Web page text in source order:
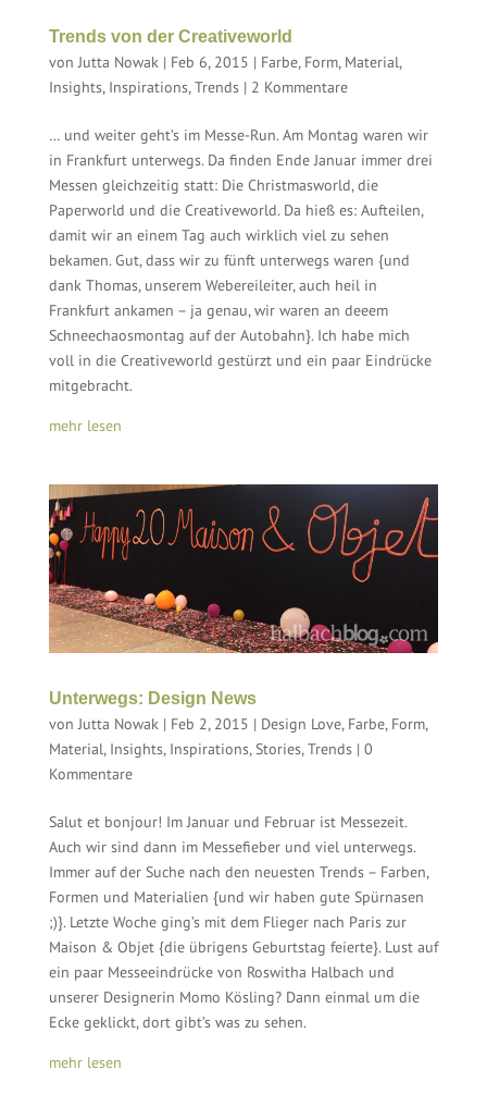
Trends von der Creativeworld
vonJutta Nowak| Feb 6, 2015 | Farbe, Form, Material,
Insights, Inspirations,Trends| 2 Kommentare
… und weiter geht’s im Messe-Run. Am Montag waren wir
in Frankfurt unterwegs. Da finden Ende Januar immer drei
Messen gleichzeitig statt: Die Christmasworld, die
Paperworld und die Creativeworld. Da hieß es: Aufteilen,
damit wir an einem Tag auch wirklich viel zu sehen
bekamen. Gut, dass wir zu fünft unterwegs waren {und
dank Thomas, unserem Webereileiter, auch heil in
Frankfurt ankamen – ja genau, wir waren an deeem
Schneechaosmontag auf der Autobahn}. Ich habe mich
voll in die Creativeworld gestürzt und ein paar Eindrücke
mitgebracht.
mehr lesen
Unterwegs: Design News
vonJutta Nowak| Feb 2, 2015 | Design Love, Farbe, Form,
Material, Insights, Inspirations,Stories,Trends| 0
Kommentare
Salut et bonjour! Im Januar und Februar ist Messezeit.
Auch wir sind dann im Messefieber und viel unterwegs.
Immer auf der Suche nach den neuesten Trends – Farben,
Formen und Materialien {und wir haben gute Spürnasen
;)}. Letzte Woche ging’s mit dem Flieger nach Paris zur
Maison & Objet {die übrigens Geburtstag feierte}. Lust auf
ein paar Messeeindrücke von Roswitha Halbach und
unserer Designerin Momo Kösling? Dann einmal um die
Ecke geklickt, dort gibt’s was zu sehen.
mehr lesen